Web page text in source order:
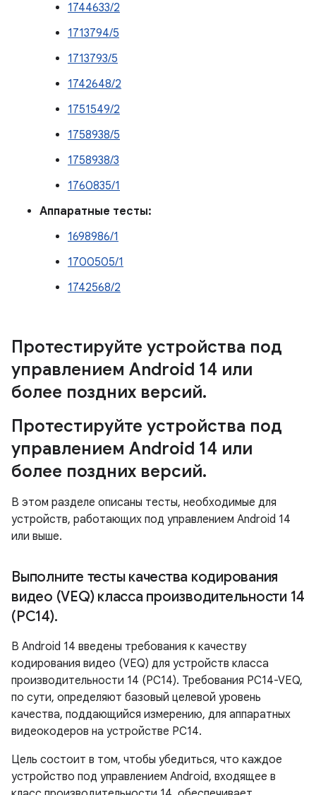
1744633/2
1713794/5
1713793/5
1742648/2
1751549/2
1758938/5
1758938/3
1760835/1
Аппаратные тесты:
1698986/1
1700505/1
1742568/2
Протестируйте устройства под
управлением Android 14 или
более поздних версий.
Протестируйте устройства под
управлением Android 14 или
более поздних версий.
В этом разделе описаны тесты, необходимые для
устройств, работающих под управлением Android 14
или выше.
Выполните тесты качества кодирования
видео (VEQ) класса производительности 14
(PC14).
В Android 14 введены требования к качеству
кодирования видео (VEQ) для устройств класса
производительности 14 (PC14). Требования PC14-VEQ,
по сути, определяют базовый целевой уровень
качества, поддающийся измерению, для аппаратных
видеокодеров на устройстве PC14.
Цель состоит в том, чтобы убедиться, что каждое
устройство под управлением Android, входящее в